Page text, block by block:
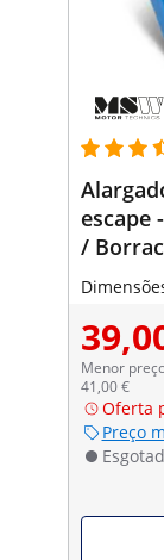
escape
/
Menor
41,00 €
Oferta
Preço